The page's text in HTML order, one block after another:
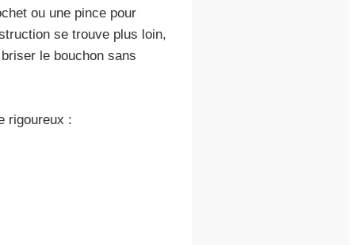
ou une pince pour
se trouve plus loin,
le bouchon sans
rigoureux :